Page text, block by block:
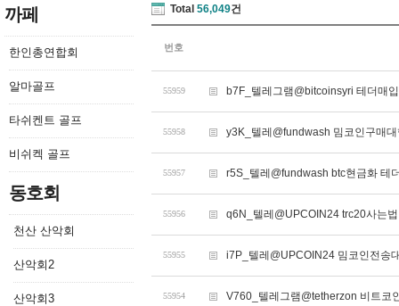
까페
한인총연합회
알마골프
타쉬켄트 골프
비쉬켁 골프
동호회
천산 산악회
산악회2
산악회3
Total 56,049건
번호
55959 b7F_텔레그램@bitcoinsyri 테더매
55958 y3K_텔레@fundwash 밈코인구매
55957 r5S_텔레@fundwash btc현금화 테
55956 q6N_텔레@UPCOIN24 trc20사는
55955 i7P_텔레@UPCOIN24 밈코인전송
55954 V760_텔레그램@tetherzon 비트코